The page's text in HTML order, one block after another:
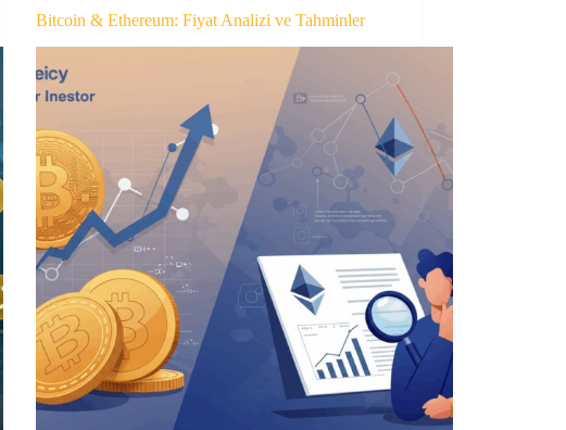
Bitcoin & Ethereum: Fiyat Analizi ve Tahminler